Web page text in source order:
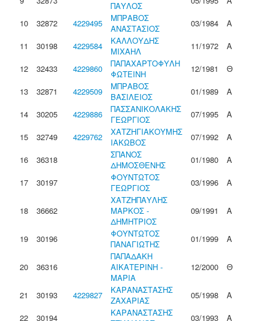
ΠΑΥΛΟΣ
10
32872 4229495
ΜΠΡΑΒΟΣ
ΑΝΑΣΤΑΣΙΟΣ
03/1984
Α
11
30198 4229584
ΚΑΛΛΟΥΔΗΣ
ΜΙΧΑΗΛ
11/1972
Α
12
32433 4229860
ΠΑΠΑΧΑΡΤΟΦΥΛΗ
ΦΩΤΕΙΝΗ
12/1981
Θ
13
32871 4229509
ΜΠΡΑΒΟΣ
ΒΑΣΙΛΕΙΟΣ
01/1989
Α
14
30205 4229886
ΠΑΣΣΑΝΙΚΟΛΑΚΗΣ
ΓΕΩΡΓΙΟΣ
07/1995
Α
15
32749 4229762
ΧΑΤΖΗΓΙΑΚΟΥΜΗΣ
ΙΑΚΩΒΟΣ
07/1992
Α
16
36318
ΣΠΑΝΟΣ
ΔΗΜΟΣΘΕΝΗΣ
01/1980
Α
17
30197
ΦΟΥΝΤΩΤΟΣ
ΓΕΩΡΓΙΟΣ
03/1996 Α
18 36662
ΧΑΤΖΗΠΑΥΛΗΣ
ΜΑΡΚΟΣ -
ΔΗΜΗΤΡΙΟΣ
09/1991 Α
19 30196
ΦΟΥΝΤΩΤΟΣ
ΠΑΝΑΓΙΩΤΗΣ
01/1999 Α
20 36316
ΠΑΠΑΔΑΚΗ
ΑΙΚΑΤΕΡΙΝΗ -
ΜΑΡΙΑ
12/2000 Θ
21 30193 4229827
ΚΑΡΑΝΑΣΤΑΣΗΣ
ΖΑΧΑΡΙΑΣ
05/1998
Α
22
30194
ΚΑΡΑΝΑΣΤΑΣΗΣ
03/1993
Α